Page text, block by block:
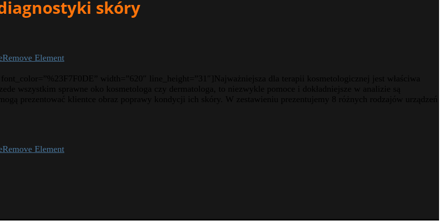
skóry
Remove Element
width=”620″ line_height=”31″]Najważniejsza dla terapii kosmetologicznej jest właściwa
Remove Element